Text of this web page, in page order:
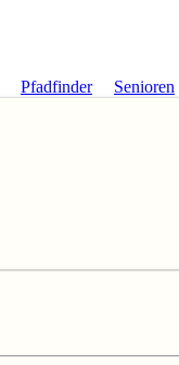
Pfadfinder Senioren